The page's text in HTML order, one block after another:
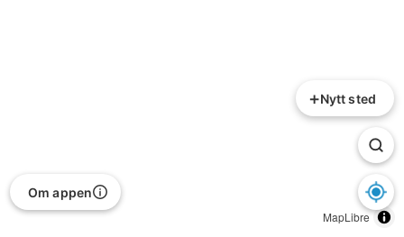
MapLibre
+Nytt sted
Om appen